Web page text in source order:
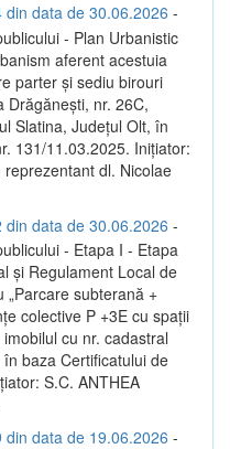
din data de 30.06.2026 -
- Plan Urbanistic
aferent acestuia
parter și sediu birouri
Drăgănești, nr. 26C,
Slatina, Județul Olt, în
131/11.03.2025. Inițiator:
dl. Nicolae
din data de 30.06.2026 -
- Etapa I - Etapa
și Regulament Local de
subterană +
colective P +3E cu spații
cu nr. cadastral
baza Certificatului de
S.C. ANTHEA
din data de 19.06.2026 -